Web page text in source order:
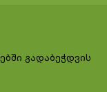
გადაბეჭდვის